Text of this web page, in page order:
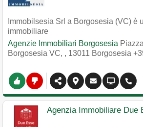
Immobilsesia Srl a Borgosesia (VC) è
immobiliare
Agenzie Immobiliari Borgosesia
Borgosesia VC, , 13011 Borgosesia
Agenzia Immobiliare Due